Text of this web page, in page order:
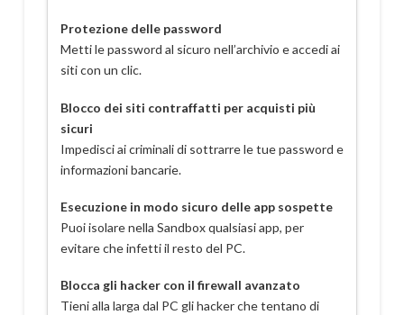
Protezione delle password
Metti le password al sicuro nell’archivio e accedi ai
siti con un clic.
Blocco dei siti contraffatti per acquisti più
sicuri
Impedisci ai criminali di sottrarre le tue password e
informazioni bancarie.
Esecuzione in modo sicuro delle app sospette
Puoi isolare nella Sandbox qualsiasi app, per
evitare che infetti il resto del PC.
Blocca gli hacker con il firewall avanzato
Tieni alla larga dal PC gli hacker che tentano di